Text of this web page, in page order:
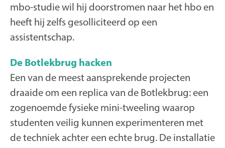
mbo-studie wil hij doorstromen naar het hbo en
heeft hij zelfs gesolliciteerd op een
assistentschap.
De Botlekbrug hacken
Een van de meest aansprekende projecten
draaide om een replica van de Botlekbrug: een
zogenoemde fysieke mini-tweeling waarop
studenten veilig kunnen experimenteren met
de techniek achter een echte brug. De installatie